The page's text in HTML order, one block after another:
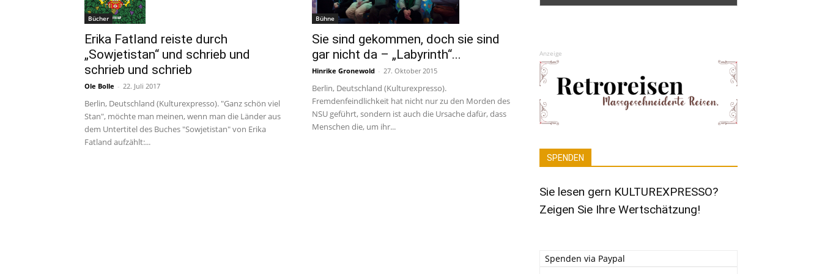
Bücher
Erika Fatland reiste durch
„Sowjetistan“ und schrieb und
schrieb und schrieb
Ole Bolle - 22. Juli 2017
Berlin, Deutschland (Kulturexpresso). "Ganz schön viel
Stan", möchte man meinen, wenn man die Länder aus
dem Untertitel des Buches "Sowjetistan" von Erika
Fatland aufzählt:...
Bühne
Sie sind gekommen, doch sie sind
gar nicht da – „Labyrinth“...
Hinrike Gronewold - 27. Oktober 2015
Berlin, Deutschland (Kulturexpresso).
Fremdenfeindlichkeit hat nicht nur zu den Morden des
NSU geführt, sondern ist auch die Ursache dafür, dass
Menschen die, um ihr...
Anzeige
SPENDEN
Sie lesen gern KULTUREXPRESSO?
Zeigen Sie Ihre Wertschätzung!
Spenden via Paypal